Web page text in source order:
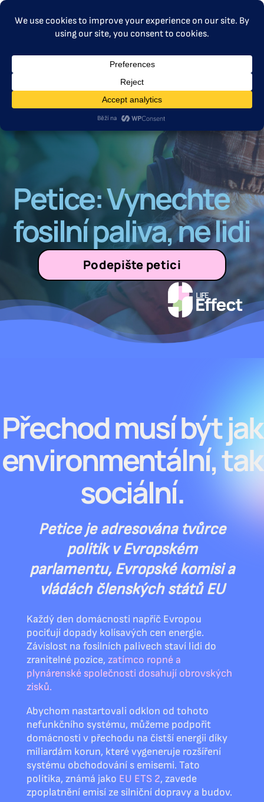
MENU
Petice: Vynechte
fosilní paliva, ne lidi
Podepište petici
Přechod musí být jak
environmentální, tak
sociální.
Petice je adresována tvůrce
politik v Evropském
parlamentu, Evropské komisi a
vládách členských států EU
Každý den domácnosti napříč Evropou
pociťují dopady kolísavých cen energie.
Závislost na fosilních palivech staví lidi do
zranitelné pozice, zatímco ropné a
plynárenské společnosti dosahují obrovských
zisků.
Abychom nastartovali odklon od tohoto
nefunkčního systému, můžeme podpořit
domácnosti v přechodu na čistší energii díky
miliardám korun, které vygeneruje rozšíření
systému obchodování s emisemi. Tato
politika, známá jako EU ETS 2, zavede
zpoplatnění emisí ze silniční dopravy a budov.